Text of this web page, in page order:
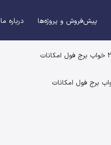
پیش‌فروش و پروژه‌ها درباره ما